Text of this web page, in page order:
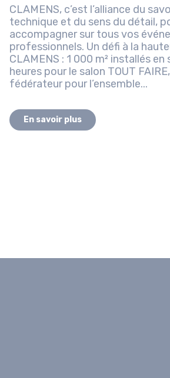
CLAMENS, c’est l’alliance du
technique et du sens du détail,
accompagner sur tous vos
professionnels. Un défi à la hauteur du savoir-faire
CLAMENS : 1 000 m² installés
heures pour le salon TOUT
fédérateur pour l’ensemble...
En savoir plus